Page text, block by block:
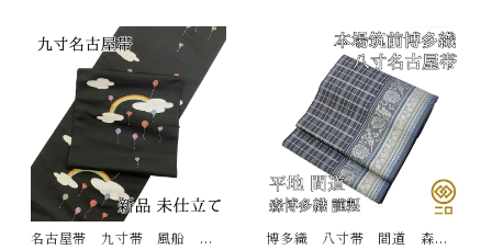
名古屋帯 九寸帯 風船
博多織 八寸帯 間道 森博